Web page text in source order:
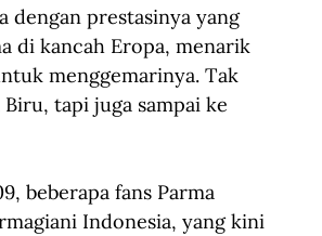
dengan prestasinya yang
di kancah Eropa, menarik
menggemarinya. Tak
tapi juga sampai ke
beberapa fans Parma
Indonesia, yang kini